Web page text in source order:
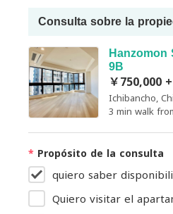
Consulta sobre la
Hanzomon
9B
￥750,000
Ichibancho,
3 min walk
* Propósito de la consulta
quiero saber
Quiero visitar el